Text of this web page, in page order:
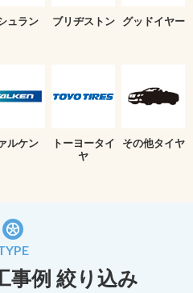
ュラン ブリヂストン グッドイヤー
ルケン
トーヨータイ
ヤ
その他タイヤ
事例 絞り込み